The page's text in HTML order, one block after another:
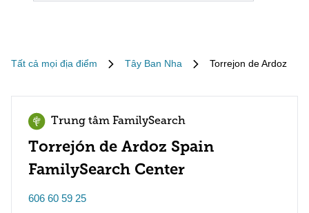
Tất cả mọi địa điểm Tây Ban Nha Torrejon de Ardoz
Trung tâm FamilySearch
Torrejón de Ardoz Spain
FamilySearch Center
606 60 59 25